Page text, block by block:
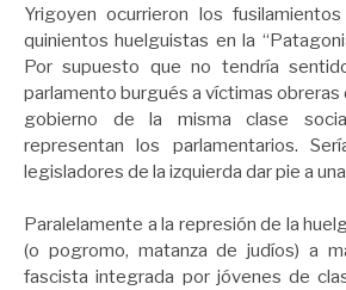
Yrigoyen ocurrieron los
quinientos huelguistas en la
Por supuesto que no tendría
parlamento burgués a víctimas obreras
gobierno de la misma clase
representan los parlamentarios.
legisladores de la izquierda dar pie a
Paralelamente a la represión de la
(o pogromo, matanza de judíos) a
fascista integrada por jóvenes de